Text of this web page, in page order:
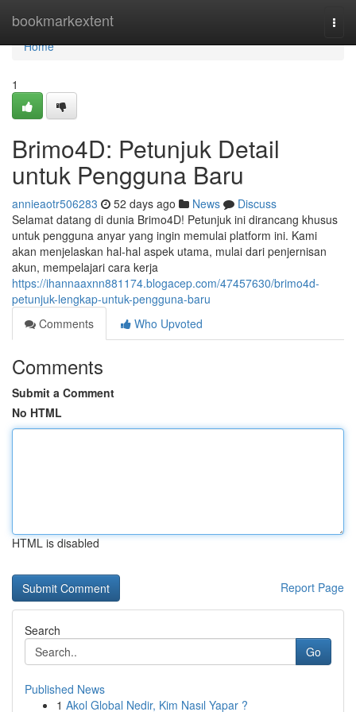
bookmarkextent
Home
Home
1
Brimo4D: Petunjuk Detail
untuk Pengguna Baru
annieaotr506283 52 days ago News
Discuss
Selamat datang di dunia Brimo4D! Petunjuk ini dirancang khusus
untuk pengguna anyar yang ingin memulai platform ini. Kami
akan menjelaskan hal-hal aspek utama, mulai dari penjernisan
akun, mempelajari cara kerja
https://ihannaaxnn881174.blogacep.com/47457630/brimo4d-
petunjuk-lengkap-untuk-pengguna-baru
Comments
Who Upvoted
Comments
Submit a Comment
No HTML
HTML is disabled
Report Page
Search
Go
Published News
1 Akol Global Nedir, Kim Nasıl Yapar ?